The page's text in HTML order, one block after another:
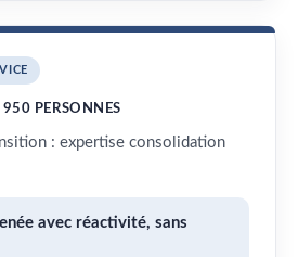
950 PERSONNES
: expertise consolidation
avec réactivité, sans